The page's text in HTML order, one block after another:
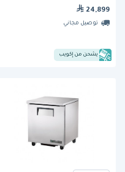
إضافي وتعمل بمبرد هيدروكربوني
24,899
توصيل مجاني
يشحن من إكويب